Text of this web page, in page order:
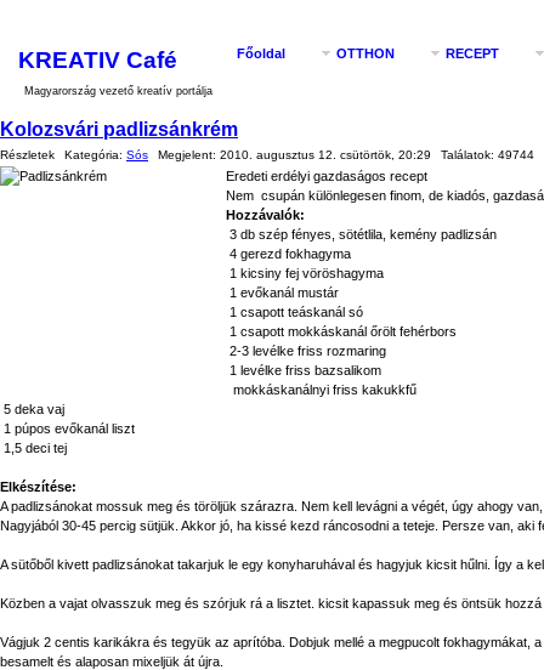
KREATIV Café
Magyarország vezető kreatív portálja
Főoldal OTTHON RECEPT
Kolozsvári padlizsánkrém
Részletek Kategória: Sós Megjelent: 2010. augusztus 12. csütörtök, 20:29 Találatok: 49744
Eredeti erdélyi gazdaságos recept
Nem csupán különlegesen finom, de kiadós,
Hozzávalók:
3 db szép fényes, sötétlila, kemény padlizsán
4 gerezd fokhagyma
1 kicsiny fej vöröshagyma
1 evőkanál mustár
1 csapott teáskanál só
1 csapott mokkáskanál őrölt fehérbors
2-3 levélke friss rozmaring
1 levélke friss bazsalikom
mokkáskanálnyi friss kakukkfű
5 deka vaj
1 púpos evőkanál liszt
1,5 deci tej
Elkészítése:
A padlizsánokat mossuk meg és töröljük szárazra. Nem kell levágni a végét, úgy ahogy
Nagyjából 30-45 percig sütjük. Akkor jó, ha kissé kezd ráncosodni a teteje. Persze van,
A sütőből kivett padlizsánokat takarjuk le egy konyharuhával és hagyjuk kicsit hűlni. Így a
Közben a vajat olvasszuk meg és szórjuk rá a lisztet. kicsit kapassuk meg és öntsük
Vágjuk 2 centis karikákra és tegyük az aprítóba. Dobjuk mellé a megpucolt
besamelt és alaposan mixeljük át újra.